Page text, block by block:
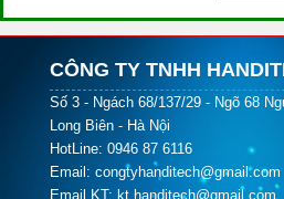
CÔNG TY TNHH
Số 3 - Ngách 68/137/29 - Ngõ 68
Long Biên - Hà Nội
HotLine: 0946 87 6116
Email: congtyhanditech@gmail.com
Email KT: kt.handitech@gmail.com